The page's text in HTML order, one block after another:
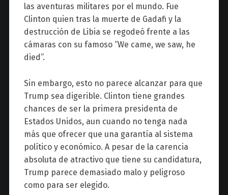
las aventuras militares por el mundo. Fue
Clinton quien tras la muerte de Gadafi y la
destrucción de Libia se regodeó frente a las
cámaras con su famoso “We came, we saw, he
died”.
Sin embargo, esto no parece alcanzar para que
Trump sea digerible. Clinton tiene grandes
chances de ser la primera presidenta de
Estados Unidos, aun cuando no tenga nada
más que ofrecer que una garantía al sistema
político y económico. A pesar de la carencia
absoluta de atractivo que tiene su candidatura,
Trump parece demasiado malo y peligroso
como para ser elegido.